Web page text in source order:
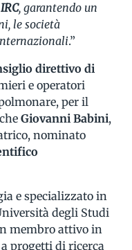
, garantendo un
le società
.”
direttivo di
e operatori
per il
Giovanni Babini,
nominato
e specializzato in
degli Studi
membro attivo in
progetti di ricerca